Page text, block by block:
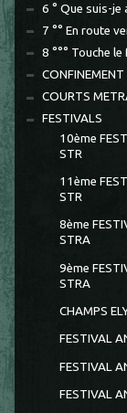
6 ° Que suis-je
7 °° En route
8 °°° Touche
CONFINEMENT
COURTS
FESTIVALS
10ème
STR
11ème
STR
8ème
STRA
9ème
STRA
CHAMPS
FESTIVAL
FESTIVAL
FESTIVAL